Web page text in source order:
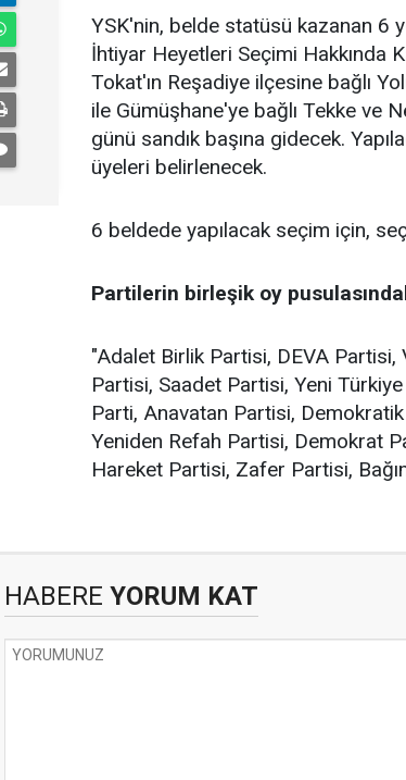
YSK'nin, belde statüsü kazanan 6
İhtiyar Heyetleri Seçimi Hakkında
Tokat'ın Reşadiye ilçesine bağlı
ile Gümüşhane'ye bağlı Tekke ve
günü sandık başına gidecek.
üyeleri belirlenecek.
6 beldede yapılacak seçim için,
Partilerin birleşik oy
"Adalet Birlik Partisi, DEVA
Partisi, Saadet Partisi, Yeni
Parti, Anavatan Partisi,
Yeniden Refah Partisi, Demokrat
Hareket Partisi, Zafer Partisi,
HABERE YORUM KAT